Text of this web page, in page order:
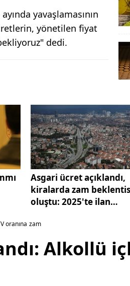
yavaşlamasının
yönetilen fiyat
dedi.
Asgari ücret açıklandı,
kiralarda zam
oluştu: 2025'te ilan
oranına zam
Alkollü